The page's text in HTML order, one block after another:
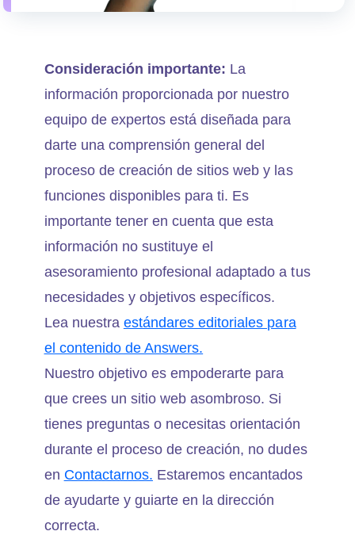
Consideración importante: La
información proporcionada por nuestro
equipo de expertos está diseñada para
darte una comprensión general del
proceso de creación de sitios web y las
funciones disponibles para ti. Es
importante tener en cuenta que esta
información no sustituye el
asesoramiento profesional adaptado a tus
necesidades y objetivos específicos.
Lea nuestra estándares editoriales para
el contenido de Answers.
Nuestro objetivo es empoderarte para
que crees un sitio web asombroso. Si
tienes preguntas o necesitas orientación
durante el proceso de creación, no dudes
en Contactarnos. Estaremos encantados
de ayudarte y guiarte en la dirección
correcta.